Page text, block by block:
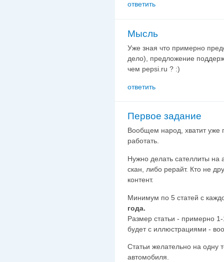
ответить
Мысль
Уже зная что примерно
дело), предложение
чем pepsi.ru ? :)
ответить
Первое задание
Вообщем народ, хватит уже
работать.
Нужно делать сателлиты на
скан, либо рерайт. Кто не
контент.
Минимум по 5 статей с
года.
Размер статьи - примерно
будет с иллюстрациями -
Статьи желательно на одну
автомобиля.